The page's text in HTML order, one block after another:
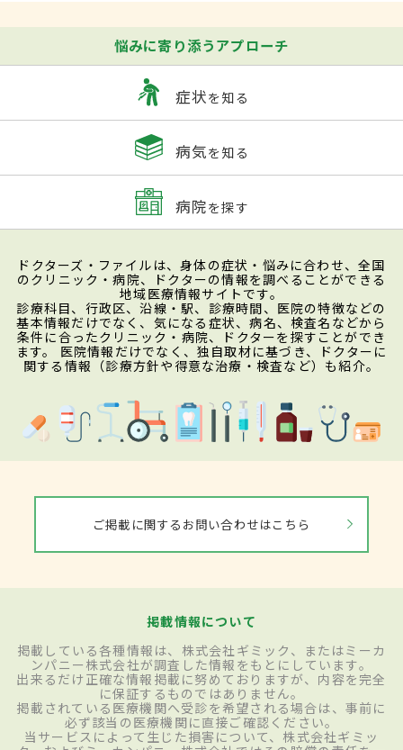
悩みに寄り添うアプローチ
症状を知る
病気を知る
病院を探す
ドクターズ・ファイルは、身体の症状・悩みに合わせ、全国
のクリニック・病院、ドクターの情報を調べることができる
地域医療情報サイトです。
診療科目、行政区、沿線・駅、診療時間、医院の特徴などの
基本情報だけでなく、気になる症状、病名、検査名などから
条件に合ったクリニック・病院、ドクターを探すことができ
ます。 医院情報だけでなく、独自取材に基づき、ドクターに
関する情報（診療方針や得意な治療・検査など）も紹介。
ご掲載に関するお問い合わせはこちら
掲載情報について
掲載している各種情報は、株式会社ギミック、またはミーカ
ンパニー株式会社が調査した情報をもとにしています。
出来るだけ正確な情報掲載に努めておりますが、内容を完全
に保証するものではありません。
掲載されている医療機関へ受診を希望される場合は、事前に
必ず該当の医療機関に直接ご確認ください。
当サービスによって生じた損害について、株式会社ギミッ